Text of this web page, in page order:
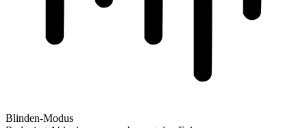
Blinden-Modus